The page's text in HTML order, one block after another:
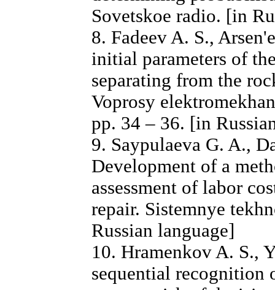
Sovetskoe radio. [in
8. Fadeev A. S.,
initial parameters of
separating from the
Voprosy
pp. 34 – 36. [in
9. Saypulaeva G. A.,
Development of a
assessment of labor
repair. Sistemnye
Russian language]
10. Hramenkov A. S.,
sequential recognition